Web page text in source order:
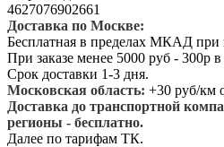
4627076902661
Доставка по Москве:
Бесплатная в пределах МКАД при
При заказе менее 5000 руб - 300р
Срок доставки 1-3 дня.
Московская область: +30 руб/км
Доставка до транспортной
регионы - бесплатно.
Далее по тарифам ТК.